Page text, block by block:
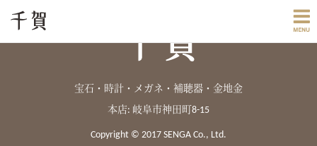
宝石・時計・メガネ・補聴器・金地金
本店: 岐阜市神田町8-15
Copyright © 2017 SENGA Co., Ltd.